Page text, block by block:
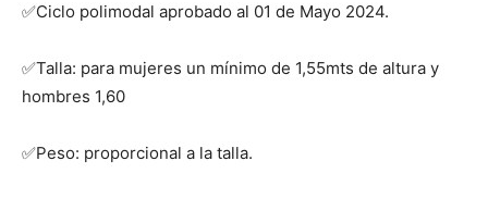
✅Ciclo polimodal aprobado al 01 de Mayo 2024.
✅Talla: para mujeres un mínimo de 1,55mts de altura y
hombres 1,60
✅Peso: proporcional a la talla.